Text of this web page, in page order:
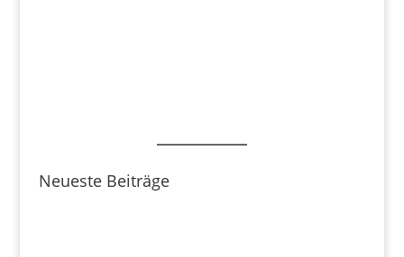
Neueste Beiträge